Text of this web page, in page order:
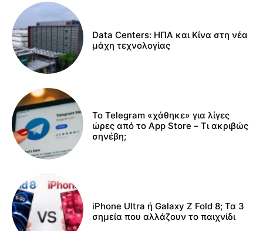
Data Centers: ΗΠΑ και Κίνα στη νέα
μάχη τεχνολογίας
Το Telegram «χάθηκε» για λίγες
ώρες από το App Store – Τι ακριβώς
σηνέβη;
iPhone Ultra ή Galaxy Z Fold 8; Τα 3
σημεία που αλλάζουν το παιχνίδι